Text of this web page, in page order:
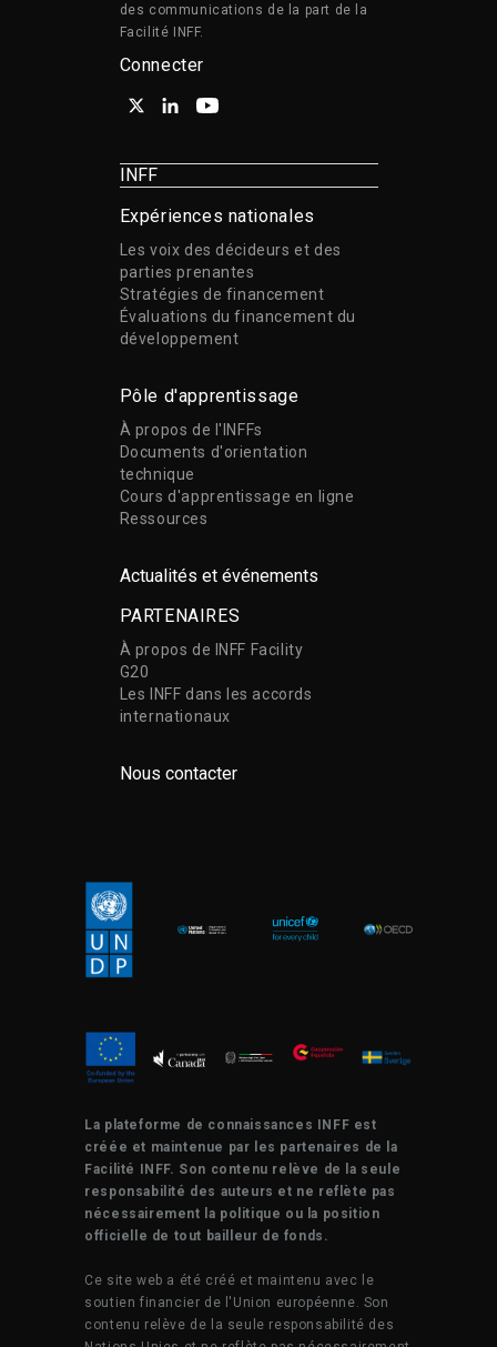
des communications de la part de la
Facilité INFF.
Connecter
INFF
Expériences nationales
Les voix des décideurs et des
parties prenantes
Stratégies de financement
Évaluations du financement du
développement
Pôle d'apprentissage
À propos de l'INFFs
Documents d'orientation
technique
Cours d'apprentissage en ligne
Ressources
Actualités et événements
PARTENAIRES
À propos de INFF Facility
G20
Les INFF dans les accords
internationaux
Nous contacter
La plateforme de connaissances INFF est
créée et maintenue par les partenaires de la
Facilité INFF. Son contenu relève de la seule
responsabilité des auteurs et ne reflète pas
nécessairement la politique ou la position
officielle de tout bailleur de fonds.
Ce site web a été créé et maintenu avec le
soutien financier de l'Union européenne. Son
contenu relève de la seule responsabilité des